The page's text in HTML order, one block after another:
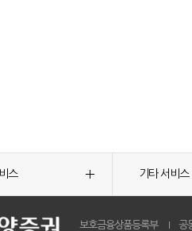
스 기타 서비스
보호금융상품등록부 공